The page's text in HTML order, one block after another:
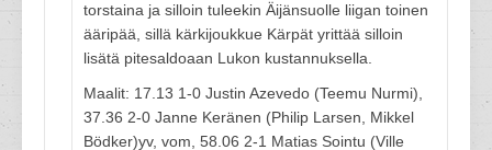
torstaina ja silloin tuleekin Äijänsuolle liigan toinen
ääripää, sillä kärkijoukkue Kärpät yrittää silloin
lisätä pitesaldoaan Lukon kustannuksella.
Maalit: 17.13 1-0 Justin Azevedo (Teemu Nurmi),
37.36 2-0 Janne Keränen (Philip Larsen, Mikkel
Bödker)yv, vom, 58.06 2-1 Matias Sointu (Ville